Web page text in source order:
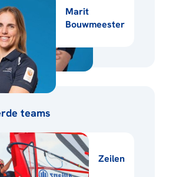
Marit
Bouwmeester
teams
Zeilen